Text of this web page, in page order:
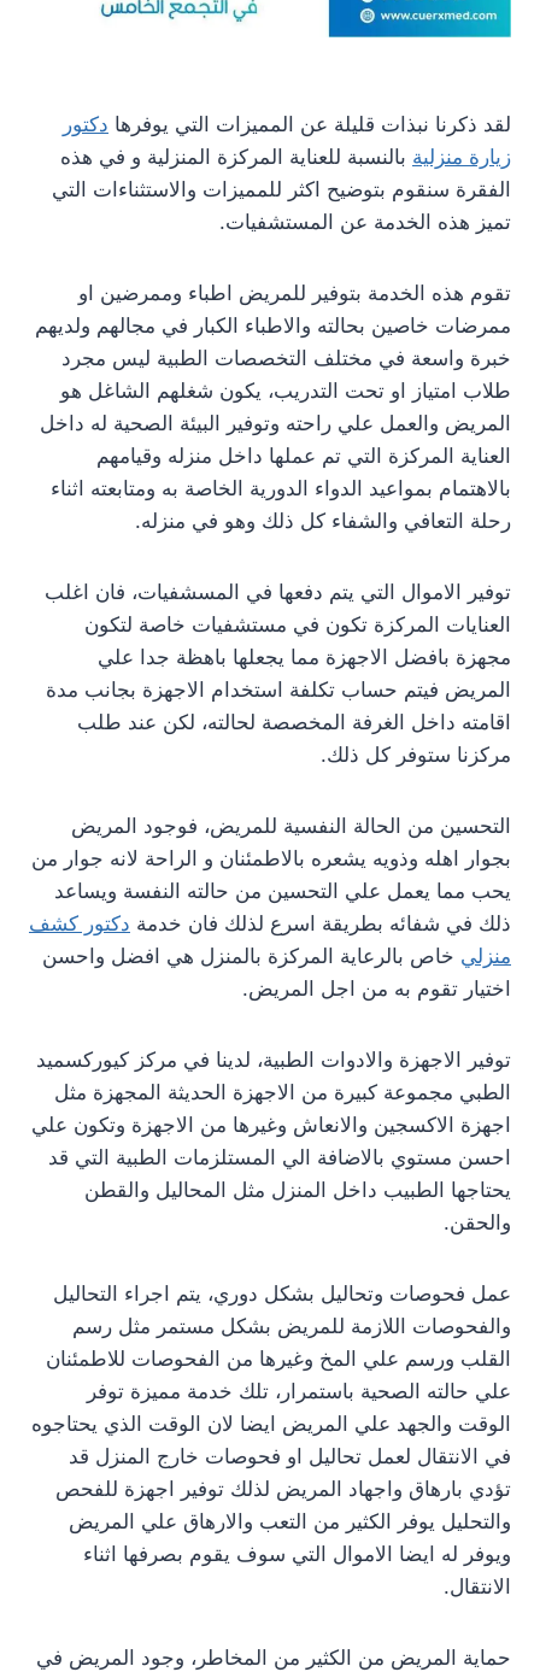
لقد ذكرنا نبذات قليلة عن المميزات التي يوفرها دكتور
زيارة منزلية بالنسبة للعناية المركزة المنزلية و في هذه
الفقرة سنقوم بتوضيح اكثر للمميزات والاستثناءات التي
تميز هذه الخدمة عن المستشفيات.
تقوم هذه الخدمة بتوفير للمريض اطباء وممرضين او
ممرضات خاصين بحالته والاطباء الكبار في مجالهم ولديهم
خبرة واسعة في مختلف التخصصات الطبية ليس مجرد
طلاب امتياز او تحت التدريب، يكون شغلهم الشاغل هو
المريض والعمل علي راحته وتوفير البيئة الصحية له داخل
العناية المركزة التي تم عملها داخل منزله وقيامهم
بالاهتمام بمواعيد الدواء الدورية الخاصة به ومتابعته اثناء
رحلة التعافي والشفاء كل ذلك وهو في منزله.
توفير الاموال التي يتم دفعها في المسشفيات، فان اغلب
العنايات المركزة تكون في مستشفيات خاصة لتكون
مجهزة بافضل الاجهزة مما يجعلها باهظة جدا علي
المريض فيتم حساب تكلفة استخدام الاجهزة بجانب مدة
اقامته داخل الغرفة المخصصة لحالته، لكن عند طلب
مركزنا ستوفر كل ذلك.
التحسين من الحالة النفسية للمريض، فوجود المريض
بجوار اهله وذويه يشعره بالاطمئنان و الراحة لانه جوار من
يحب مما يعمل علي التحسين من حالته النفسة ويساعد
ذلك في شفائه بطريقة اسرع لذلك فان خدمة دكتور كشف
منزلي خاص بالرعاية المركزة بالمنزل هي افضل واحسن
اختيار تقوم به من اجل المريض.
توفير الاجهزة والادوات الطبية، لدينا في مركز كيوركسميد
الطبي مجموعة كبيرة من الاجهزة الحديثة المجهزة مثل
اجهزة الاكسجين والانعاش وغيرها من الاجهزة وتكون علي
احسن مستوي بالاضافة الي المستلزمات الطبية التي قد
يحتاجها الطبيب داخل المنزل مثل المحاليل والقطن
والحقن.
عمل فحوصات وتحاليل بشكل دوري، يتم اجراء التحاليل
والفحوصات اللازمة للمريض بشكل مستمر مثل رسم
القلب ورسم علي المخ وغيرها من الفحوصات للاطمئنان
علي حالته الصحية باستمرار، تلك خدمة مميزة توفر
الوقت والجهد علي المريض ايضا لان الوقت الذي يحتاجوه
في الانتقال لعمل تحاليل او فحوصات خارج المنزل قد
تؤدي بارهاق واجهاد المريض لذلك توفير اجهزة للفحص
والتحليل يوفر الكثير من التعب والارهاق علي المريض
ويوفر له ايضا الاموال التي سوف يقوم بصرفها اثناء
الانتقال.
حماية المريض من الكثير من المخاطر، وجود المريض في